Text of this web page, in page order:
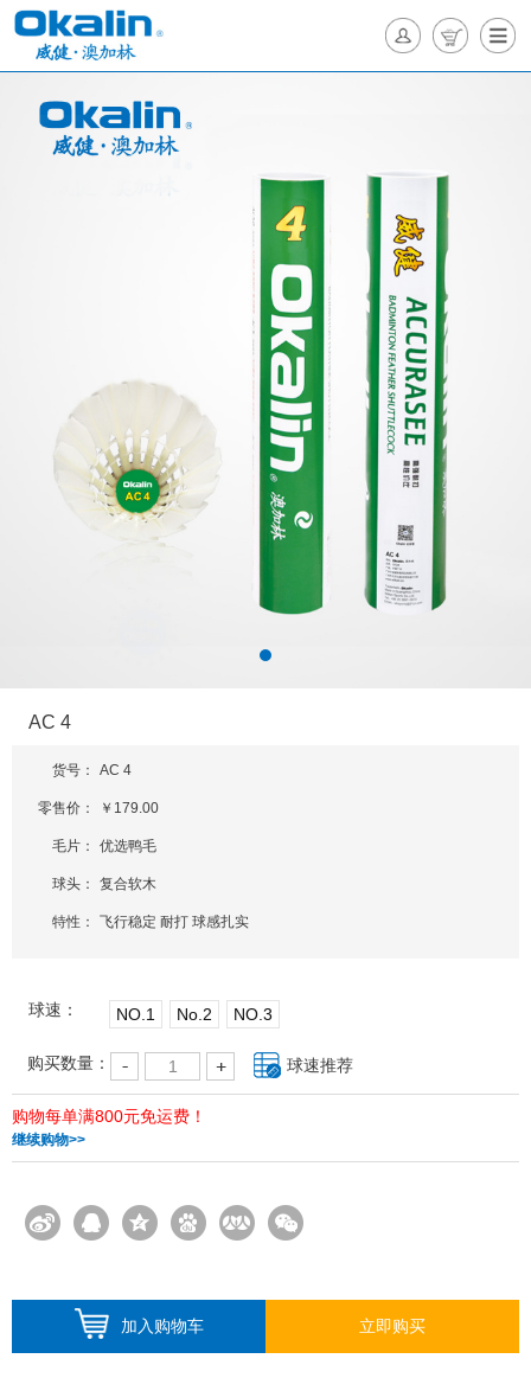
AC 4
货号： AC 4
零售价： ￥179.00
毛片： 优选鸭毛
球头： 复合软木
特性： 飞行稳定 耐打 球感扎实
球速： NO.1 No.2 NO.3
购买数量： 球速推荐
购物每单满800元免运费！
继续购物>>
加入购物车 立即购买